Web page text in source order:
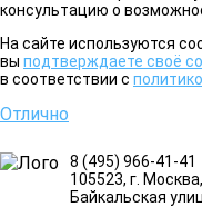
консультацию о
На сайте используются
вы подтверждаете своё
в соответствии с
Отлично
8 (495) 966-41-41
105523, г. Москва,
Байкальская